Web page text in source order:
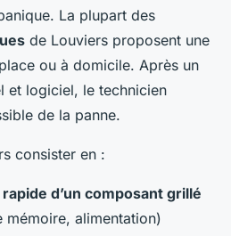
La plupart des
de Louviers proposent une
ou à domicile. Après un
et logiciel, le technicien
de la panne.
consister en :
d’un composant grillé
mémoire, alimentation)